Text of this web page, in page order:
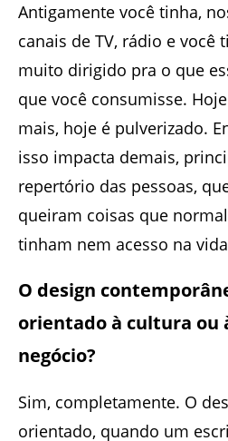
Antigamente você tinha,
canais de TV, rádio e você
muito dirigido pra o que
que você consumisse.
mais, hoje é pulverizado.
isso impacta demais,
repertório das pessoas,
queiram coisas que
tinham nem acesso na
O design
orientado à cultura ou
negócio?
Sim, completamente. O
orientado, quando um